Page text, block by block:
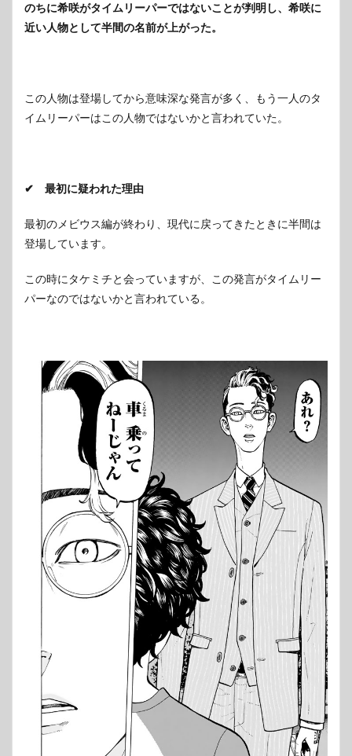
のちに希咲がタイムリーパーではないことが判明し、希咲に
近い人物として半間の名前が上がった。
この人物は登場してから意味深な発言が多く、もう一人のタ
イムリーパーはこの人物ではないかと言われていた。
✔ 最初に疑われた理由
最初のメビウス編が終わり、現代に戻ってきたときに半間は
登場しています。
この時にタケミチと会っていますが、この発言がタイムリー
パーなのではないかと言われている。